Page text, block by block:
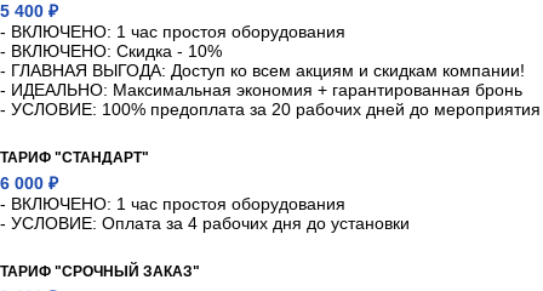
5 400 ₽
- ВКЛЮЧЕНО: 1 час простоя оборудования
- ВКЛЮЧЕНО: Скидка - 10%
- ГЛАВНАЯ ВЫГОДА: Доступ ко всем акциям и скидкам компании!
- ИДЕАЛЬНО: Максимальная экономия + гарантированная бронь
- УСЛОВИЕ: 100% предоплата за 20 рабочих дней до мероприятия
ТАРИФ "СТАНДАРТ"
6 000 ₽
- ВКЛЮЧЕНО: 1 час простоя оборудования
- УСЛОВИЕ: Оплата за 4 рабочих дня до установки
ТАРИФ "СРОЧНЫЙ ЗАКАЗ"